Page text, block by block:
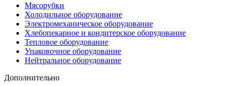
Мясорубки
Холодильное оборудование
Электромеханическое оборудование
Хлебопекарное и кондитерское оборудование
Тепловое оборудование
Упаковочное оборудование
Нейтральное оборудование
Дополнительно